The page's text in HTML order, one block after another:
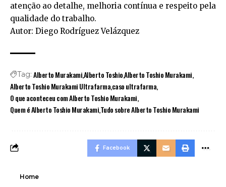
atenção ao detalhe, melhoria contínua e respeito pela
qualidade do trabalho.
Autor: Diego Rodríguez Velázquez
Tag: Alberto MurakamiAlberto ToshioAlberto Toshio Murakami
Alberto Toshio Murakami Ultrafarmacaso ultrafarma
O que aconteceu com Alberto Toshio Murakami
Quem é Alberto Toshio MurakamiTudo sobre Alberto Toshio Murakami
Facebook
Home